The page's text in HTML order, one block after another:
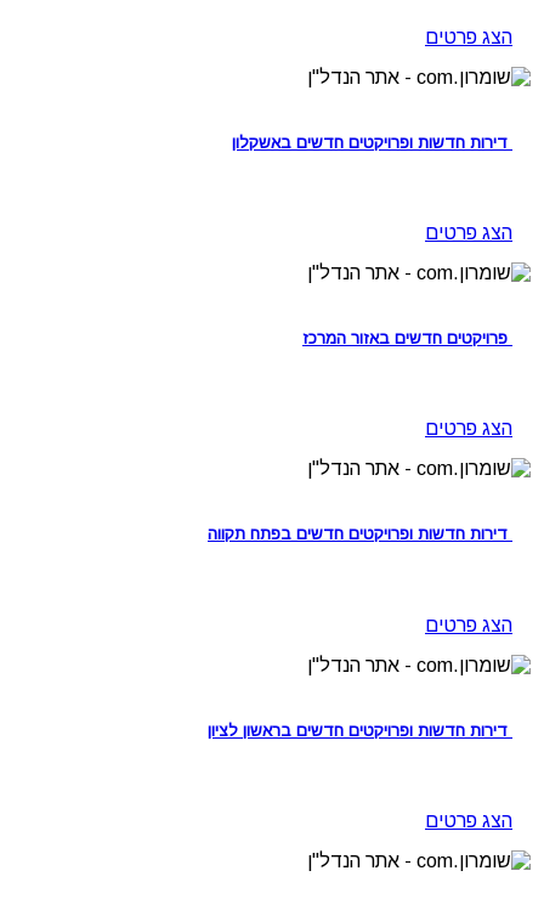
הצג פרטים
דירות חדשות ופרויקטים חדשים באשקלון
הצג פרטים
פרויקטים חדשים באזור המרכז
הצג פרטים
דירות חדשות ופרויקטים חדשים בפתח תקווה
הצג פרטים
דירות חדשות ופרויקטים חדשים בראשון לציון
הצג פרטים